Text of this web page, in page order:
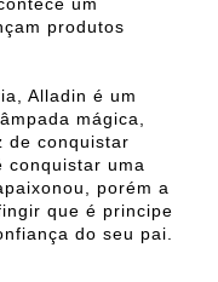
produtos
Alladin é um
mágica,
de conquistar
conquistar uma
porém a
que é principe
do seu pai.